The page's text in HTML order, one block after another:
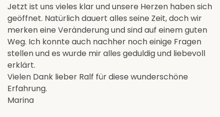
Jetzt ist uns vieles klar und unsere Herzen haben sich
geöffnet. Natürlich dauert alles seine Zeit, doch wir
merken eine Veränderung und sind auf einem guten
Weg. Ich konnte auch nachher noch einige Fragen
stellen und es wurde mir alles geduldig und liebevoll
erklärt.
Vielen Dank lieber Ralf für diese wunderschöne
Erfahrung.
Marina